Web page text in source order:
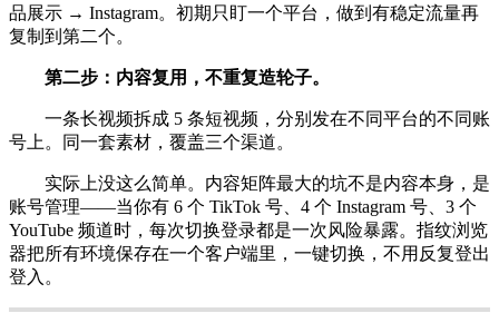
品展示 → Instagram。初期只盯一个平台，做到有稳定流量再
复制到第二个。
第二步：内容复用，不重复造轮子。
一条长视频拆成 5 条短视频，分别发在不同平台的不同账
号上。同一套素材，覆盖三个渠道。
实际上没这么简单。内容矩阵最大的坑不是内容本身，是
账号管理——当你有 6 个 TikTok 号、4 个 Instagram 号、3 个
YouTube 频道时，每次切换登录都是一次风险暴露。指纹浏览
器把所有环境保存在一个客户端里，一键切换，不用反复登出
登入。